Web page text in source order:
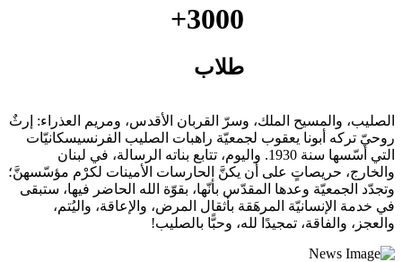
3000+
طلاب
الصليب، والمسيح الملك، وسرّ القربان الأقدس، ومريم العذراء: إرثٌ
روحيّ تركه أبونا يعقوب لجمعيّة راهبات الصليب الفرنسيسكانيّات
التي أسّسها سنة 1930. واليوم، تتابع بناته الرسالة، في لبنان
والخارج، حريصاتٍ على أن يكنَّ الحارسات الأمينات لكرْم مؤسّسهنَّ؛
وتجدّد الجمعيّة وعدها المقدّس بأنّها، بقوّة الله الحاضر فيها، ستبقى
في خدمة الإنسانيّة المرهَقة بأثقال المرض، والإعاقة، واليُتم،
والعجز، والفاقة، تمجيدًا لله، وحبًّا بالصليب!